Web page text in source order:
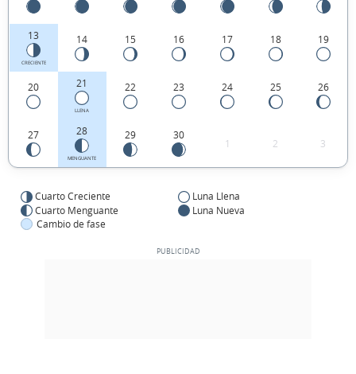
13
CRECIENTE
14 15 16 17 18 19
20 21
LLENA
22 23 24 25 26
27 28
MENGUANTE
29 30
1 2 3
Cuarto Creciente
Luna Llena
Cuarto Menguante
Luna Nueva
Cambio de fase